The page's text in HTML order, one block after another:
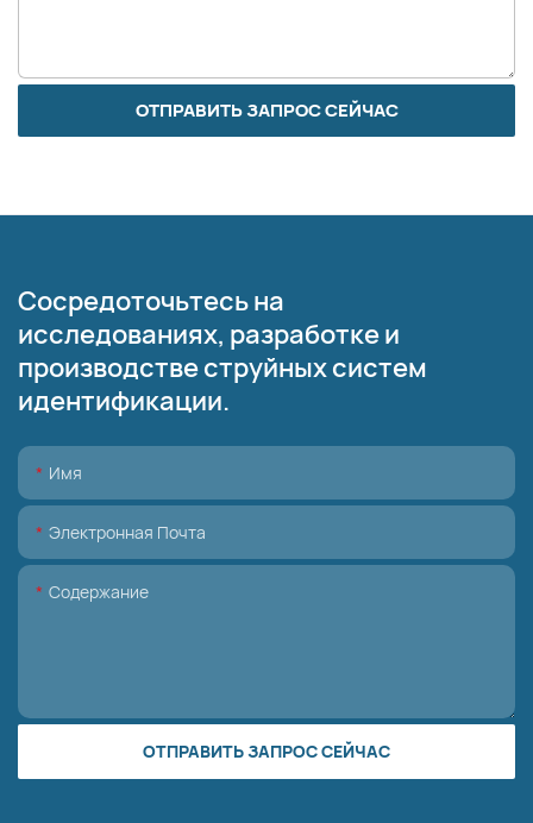
ОТПРАВИТЬ ЗАПРОС СЕЙЧАС
Сосредоточьтесь на
исследованиях, разработке и
производстве струйных систем
идентификации.
Имя
Электронная Почта
Содержание
ОТПРАВИТЬ ЗАПРОС СЕЙЧАС